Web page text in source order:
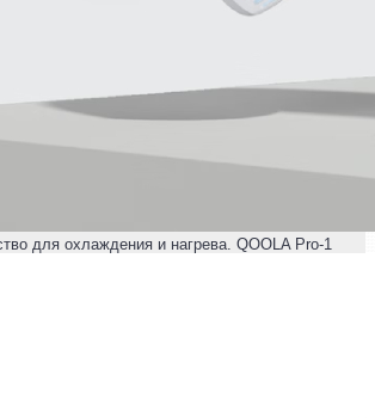
для охлаждения и нагрева. QOOLA Pro-1